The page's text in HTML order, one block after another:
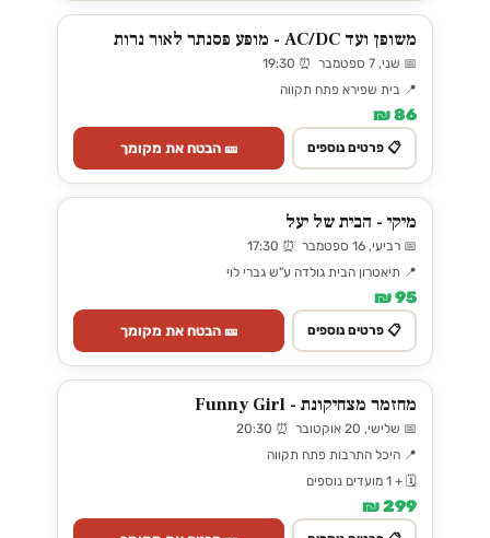
משופן ועד AC/DC - מופע פסנתר לאור נרות
📅 שני, 7 ספטמבר ⏰ 19:30
📍 בית שפירא פתח תקווה
86 ₪
📋 פרטים נוספים 🎫 הבטח את מקומך
מיקי - הבית של יעל
📅 רביעי, 16 ספטמבר ⏰ 17:30
📍 תיאטרון הבית גולדה ע"ש גברי לוי
95 ₪
📋 פרטים נוספים 🎫 הבטח את מקומך
מחזמר מצחיקונת - Funny Girl
📅 שלישי, 20 אוקטובר ⏰ 20:30
📍 היכל התרבות פתח תקווה
🗓️ + 1 מועדים נוספים
299 ₪